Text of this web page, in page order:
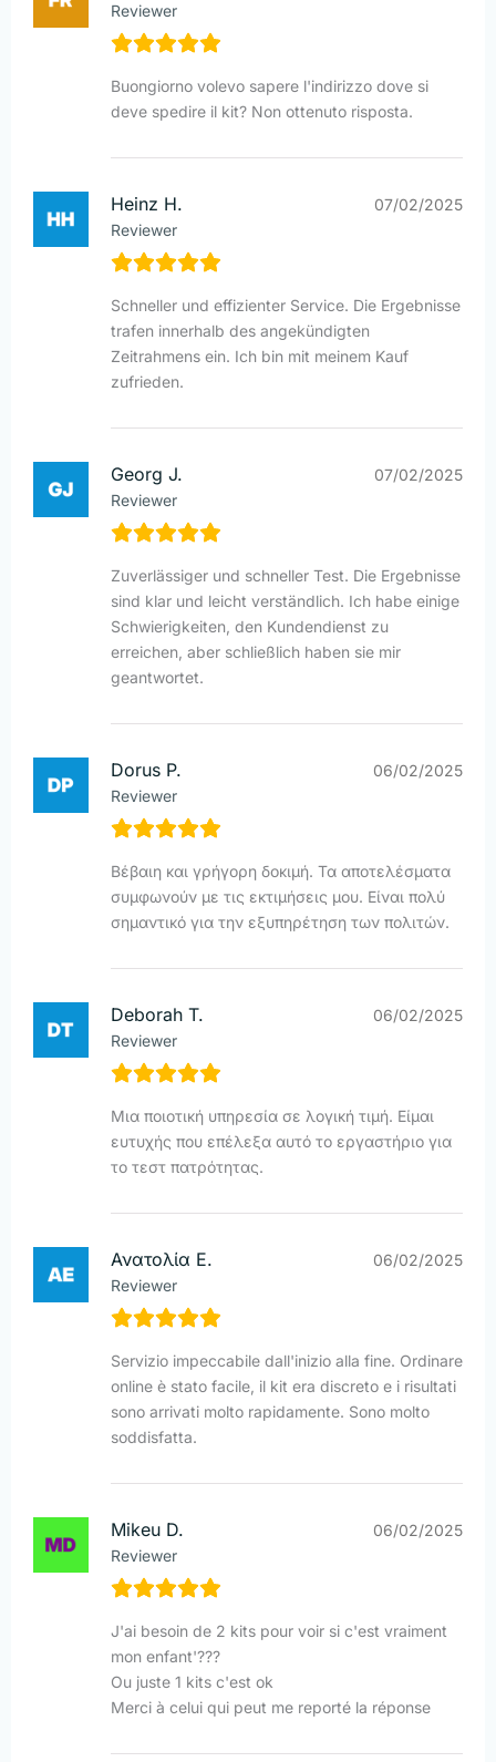
Reviewer
Buongiorno volevo sapere l'indirizzo dove si
deve spedire il kit? Non ottenuto risposta.
Heinz H.
Reviewer
07/02/2025
Schneller und effizienter Service. Die Ergebnisse
trafen innerhalb des angekündigten
Zeitrahmens ein. Ich bin mit meinem Kauf
zufrieden.
Georg J.
Reviewer
07/02/2025
Zuverlässiger und schneller Test. Die Ergebnisse
sind klar und leicht verständlich. Ich habe einige
Schwierigkeiten, den Kundendienst zu
erreichen, aber schließlich haben sie mir
geantwortet.
Dorus P.
Reviewer
06/02/2025
Βέβαιη και γρήγορη δοκιμή. Τα αποτελέσματα
συμφωνούν με τις εκτιμήσεις μου. Είναι πολύ
σημαντικό για την εξυπηρέτηση των πολιτών.
Deborah T.
Reviewer
06/02/2025
Μια ποιοτική υπηρεσία σε λογική τιμή. Είμαι
ευτυχής που επέλεξα αυτό το εργαστήριο για
το τεστ πατρότητας.
Ανατολία Ε.
Reviewer
06/02/2025
Servizio impeccabile dall'inizio alla fine. Ordinare
online è stato facile, il kit era discreto e i risultati
sono arrivati molto rapidamente. Sono molto
soddisfatta.
Mikeu D.
Reviewer
06/02/2025
J'ai besoin de 2 kits pour voir si c'est vraiment
mon enfant'???
Ou juste 1 kits c'est ok
Merci à celui qui peut me reporté la réponse